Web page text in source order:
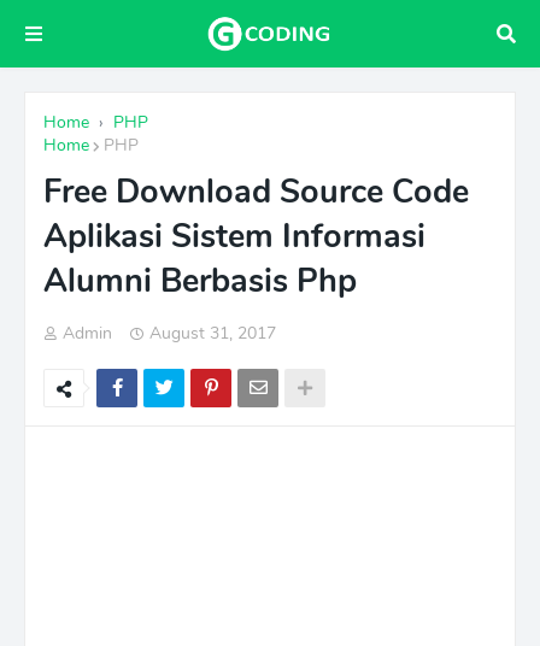
Home › PHP
Home
PHP
Free Download Source Code
Aplikasi Sistem Informasi
Alumni Berbasis Php
Admin August 31, 2017